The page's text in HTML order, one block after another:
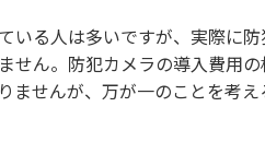
いる人は多いですが、実際に
ん。防犯カメラの導入費用の
ませんが、万が一のことを考え